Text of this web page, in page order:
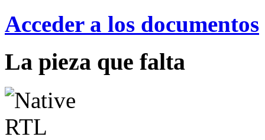
Acceder a los documentos
La pieza que falta